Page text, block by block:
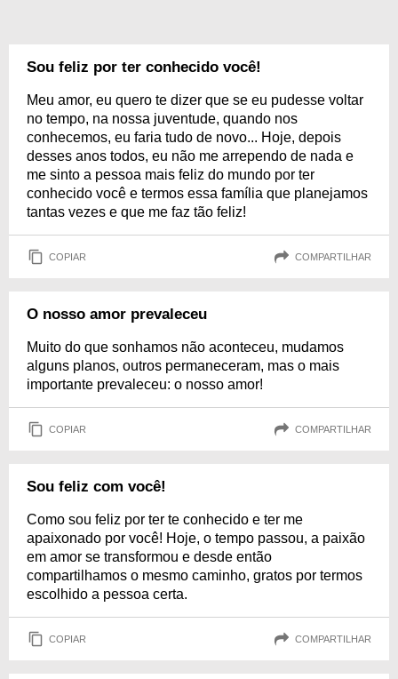
Sou feliz por ter conhecido você!
Meu amor, eu quero te dizer que se eu pudesse voltar
no tempo, na nossa juventude, quando nos
conhecemos, eu faria tudo de novo... Hoje, depois
desses anos todos, eu não me arrependo de nada e
me sinto a pessoa mais feliz do mundo por ter
conhecido você e termos essa família que planejamos
tantas vezes e que me faz tão feliz!
COPIAR COMPARTILHAR
O nosso amor prevaleceu
Muito do que sonhamos não aconteceu, mudamos
alguns planos, outros permaneceram, mas o mais
importante prevaleceu: o nosso amor!
COPIAR COMPARTILHAR
Sou feliz com você!
Como sou feliz por ter te conhecido e ter me
apaixonado por você! Hoje, o tempo passou, a paixão
em amor se transformou e desde então
compartilhamos o mesmo caminho, gratos por termos
escolhido a pessoa certa.
COPIAR COMPARTILHAR